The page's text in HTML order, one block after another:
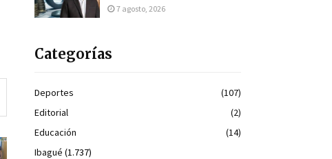
7 agosto, 2026
Categorías
Deportes
(107)
Editorial
(2)
Educación
(14)
Ibagué (1.737)